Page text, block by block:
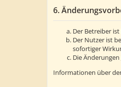
6.
Der Betreiber
Der Nutzer ist
sofortiger
Die
Informationen über